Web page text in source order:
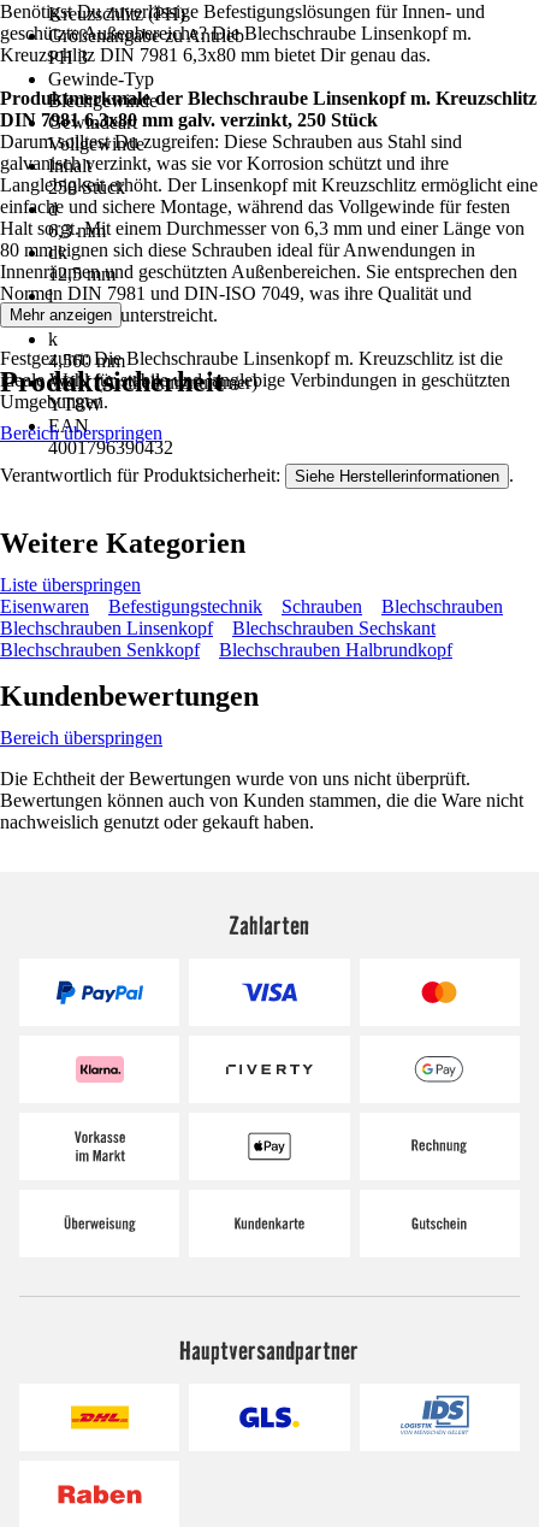
Kreuzschlitz (PH)
Größenangabe zu Antrieb
PH 3
Gewinde-Typ
Blechgewinde
Gewindeart
Vollgewinde
Inhalt
250 Stück
d
6,3 mm
dk
12,5 mm
l
80 mm
k
4,560 mm
AKN (Artikelkurznummer)
YT8W
EAN
4001796390432
Benötigst Du zuverlässige Befestigungslösungen für Innen- und
geschützte Außenbereiche? Die Blechschraube Linsenkopf m.
Kreuzschlitz DIN 7981 6,3x80 mm bietet Dir genau das.
Produktmerkmale der Blechschraube Linsenkopf m. Kreuzschlitz
DIN 7981 6,3x80 mm galv. verzinkt, 250 Stück
Darum solltest Du zugreifen: Diese Schrauben aus Stahl sind
galvanisch verzinkt, was sie vor Korrosion schützt und ihre
Langlebigkeit erhöht. Der Linsenkopf mit Kreuzschlitz ermöglicht eine
einfache und sichere Montage, während das Vollgewinde für festen
Halt sorgt. Mit einem Durchmesser von 6,3 mm und einer Länge von
80 mm eignen sich diese Schrauben ideal für Anwendungen in
Innenräumen und geschützten Außenbereichen. Sie entsprechen den
Normen DIN 7981 und DIN-ISO 7049, was ihre Qualität und
Zuverlässigkeit unterstreicht.
Festgezurrt: Die Blechschraube Linsenkopf m. Kreuzschlitz ist die
ideale Wahl für stabile und langlebige Verbindungen in geschützten
Umgebungen.
Mehr anzeigen
Produktsicherheit
Bereich überspringen
Verantwortlich für Produktsicherheit: Siehe Herstellerinformationen .
Weitere Kategorien
Liste überspringen
Eisenwaren
Befestigungstechnik Schrauben
Blechschrauben
Blechschrauben Linsenkopf
Blechschrauben Sechskant
Blechschrauben Senkkopf
Blechschrauben Halbrundkopf
Kundenbewertungen
Bereich überspringen
Die Echtheit der Bewertungen wurde von uns nicht überprüft.
Bewertungen können auch von Kunden stammen, die die Ware nicht
nachweislich genutzt oder gekauft haben.
Zahlarten
Hauptversandpartner